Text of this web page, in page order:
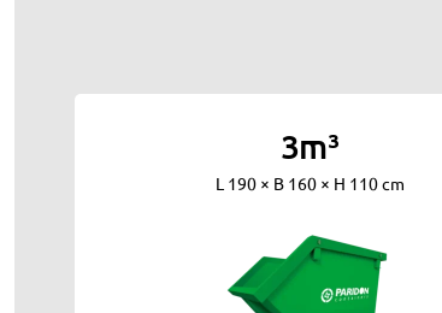
3m³
L 190 × B 160 × H 110 cm